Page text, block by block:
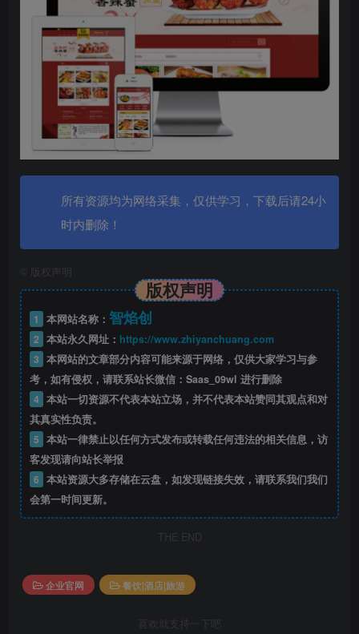
所有资源均为网络采集，仅供学习，下载后请24小
时内删除！
版权声明
版权声明
1 本网站名称： 智焰创
2 本站永久网址： https://www.zhiyanchuang.com
3 本网站的文章部分内容可能来源于网络，仅供大家学习与参
考，如有侵权，请联系站长微信：Saas_09wl 进行删除
4 本站一切资源不代表本站立场，并不代表本站赞同其观点和对
其真实性负责。
5 本站一律禁止以任何方式发布或转载任何违法的相关信息，访
客发现请向站长举报
6 本站资源大多存储在云盘，如发现链接失效，请联系我们我们
会第一时间更新。
THE END
企业官网 餐饮|酒店|旅游
喜欢就支持一下吧